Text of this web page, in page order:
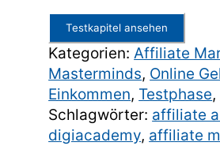
Testkapitel ansehen
Kategorien:Affiliate
Masterminds, Online
Einkommen, Testphase,
Schlagwörter: affiliate
digiacademy, affiliate